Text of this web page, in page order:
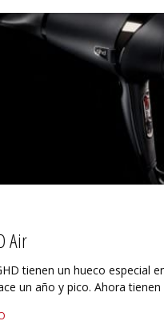
Air
tienen un hueco especial
un año y pico. Ahora